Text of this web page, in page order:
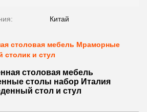
Китай
столовая мебель Мраморные
и стул
столовая мебель
столы набор Италия
стол и стул